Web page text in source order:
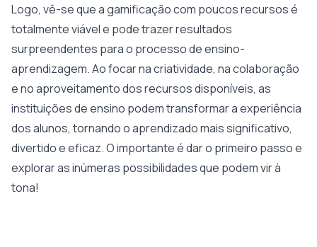
Logo, vê-se que a gamificação com poucos recursos é
totalmente viável e pode trazer resultados
surpreendentes para o processo de ensino-
aprendizagem. Ao focar na criatividade, na colaboração
e no aproveitamento dos recursos disponíveis, as
instituições de ensino podem transformar a experiência
dos alunos, tornando o aprendizado mais significativo,
divertido e eficaz. O importante é dar o primeiro passo e
explorar as inúmeras possibilidades que podem vir à
tona!